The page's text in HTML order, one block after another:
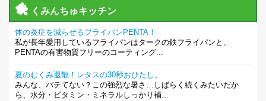
くみんちゅキッチン
体の炎症を減らせるフライパンPENTA！
私が長年愛用しているフライパンはタークの鉄フライパンと、
PENTAの有害物質フリーのコーティング...
夏のむくみ退散！レタスの30秒おひたし。
みんな、バテてない？この強烈な暑さ…しばらく続くみたいだか
ら、水分・ビタミン・ミネラルしっかり補...